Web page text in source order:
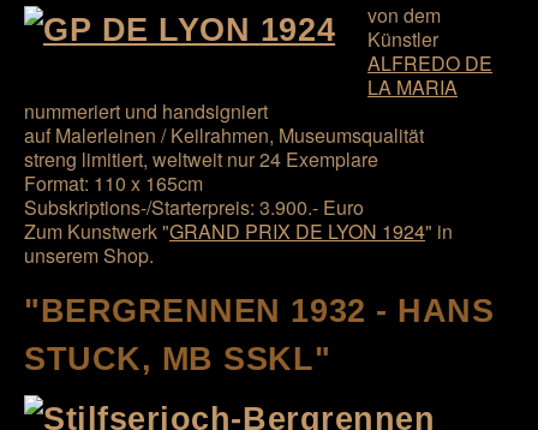
von dem
Künstler
ALFREDO DE
LA MARIA
nummeriert und handsigniert
auf Malerleinen / Keilrahmen, Museumsqualität
streng limitiert, weltweit nur 24 Exemplare
Format: 110 x 165cm
Subskriptions-/Starterpreis: 3.900.- Euro
Zum Kunstwerk "GRAND PRIX DE LYON 1924" in
unserem Shop.
"BERGRENNEN 1932 - HANS
STUCK, MB SSKL"